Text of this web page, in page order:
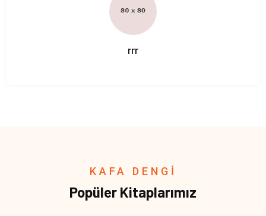
rrr
KAFA DENGİ
Popüler Kitaplarımız